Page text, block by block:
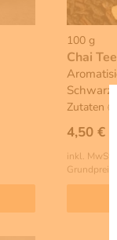
100 g
Chai Tee
Zutaten
4,50 €
inkl. MwSt,
Grundpreis